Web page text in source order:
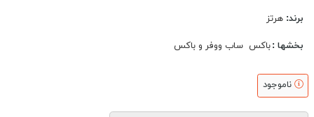
برند: هرتز
بخشها :باکس ساب ووفر و باكس
ناموجود